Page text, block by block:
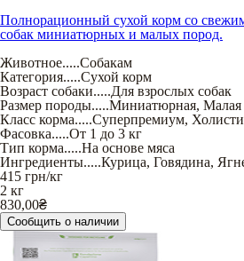
Полнорационный сухой корм со
собак миниатюрных и малых пород.
Животное.....Собакам
Категория.....Сухой корм
Возраст собаки.....Для взрослых собак
Размер породы.....Миниатюрная, Малая
Класс корма.....Суперпремиум,
Фасовка.....От 1 до 3 кг
Тип корма.....На основе мяса
Ингредиенты.....Курица, Говядина,
415 грн/кг
2 кг
830,00₴
Сообщить о наличии